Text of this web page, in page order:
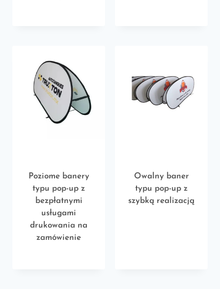
Poziome banery
typu pop-up z
bezpłatnymi
usługami
drukowania na
zamówienie
Owalny baner
typu pop-up z
szybką realizacją